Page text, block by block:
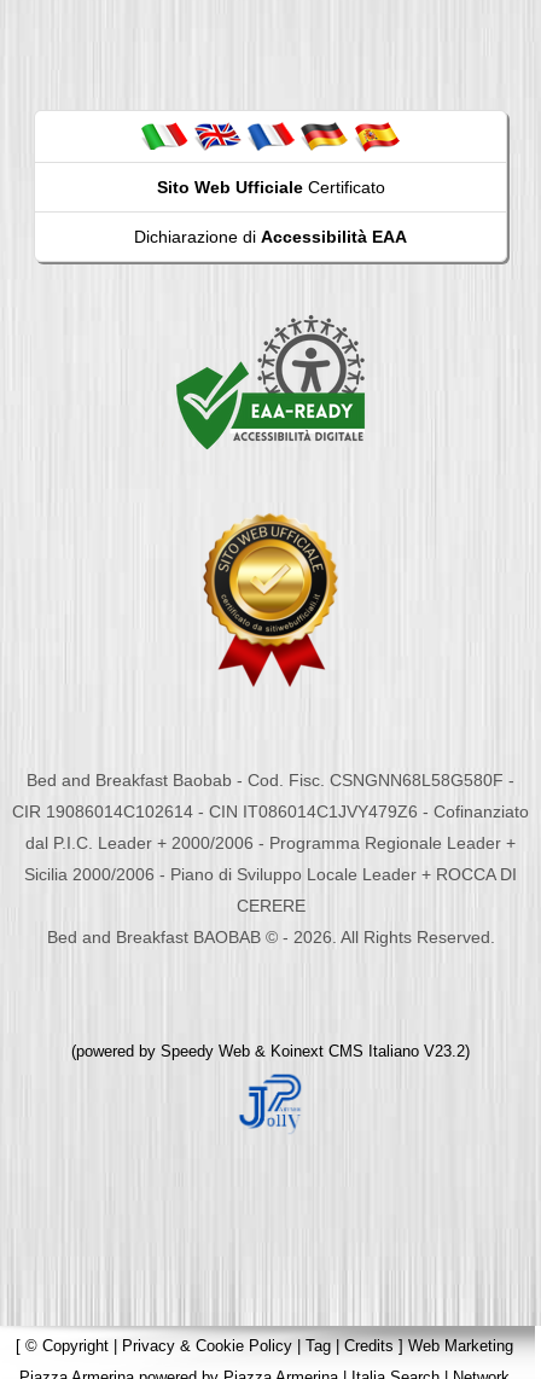
Sito Web UfficialeCertificato
Dichiarazione di Accessibilità EAA
Bed and Breakfast Baobab - Cod. Fisc. CSNGNN68L58G580F -
CIR 19086014C102614 - CIN IT086014C1JVY479Z6 - Cofinanziato
dal P.I.C. Leader + 2000/2006 - Programma Regionale Leader +
Sicilia 2000/2006 - Piano di Sviluppo Locale Leader + ROCCA DI
CERERE
Bed and Breakfast BAOBAB © - 2026. All Rights Reserved.
(powered by Speedy Web & Koinext CMS Italiano V23.2)
[ © Copyright | Privacy & Cookie Policy | Tag|Credits]Web Marketing